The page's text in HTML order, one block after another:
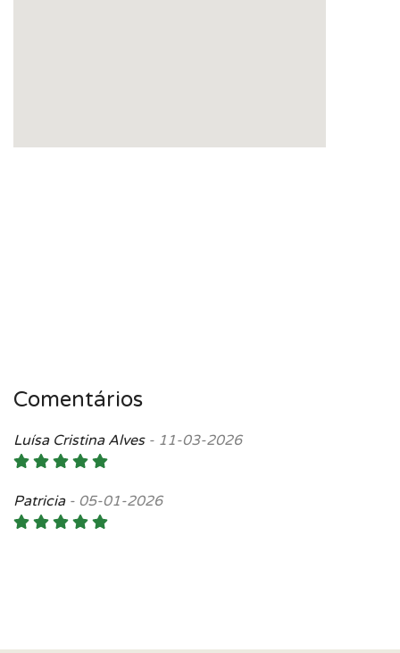
Comentários
Luísa Cristina Alves- 11-03-2026
Patricia- 05-01-2026